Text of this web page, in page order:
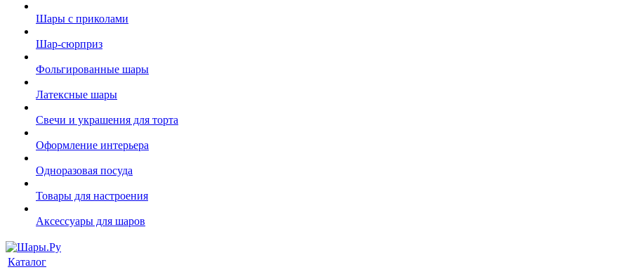
Шары с приколами
Шар-сюрприз
Фольгированные шары
Латексные шары
Свечи и украшения для торта
Оформление интерьера
Одноразовая посуда
Товары для настроения
Аксессуары для шаров
Каталог